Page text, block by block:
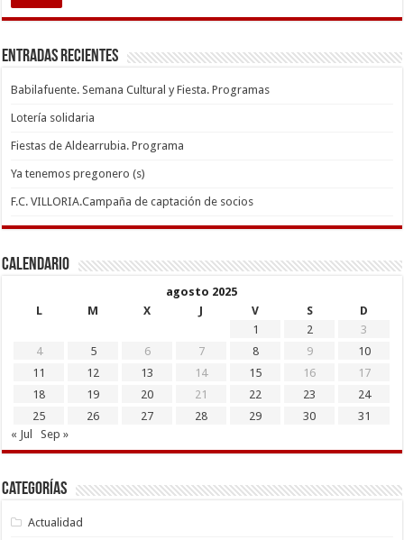
Entradas recientes
Babilafuente. Semana Cultural y Fiesta. Programas
Lotería solidaria
Fiestas de Aldearrubia. Programa
Ya tenemos pregonero (s)
F.C. VILLORIA.Campaña de captación de socios
Calendario
agosto 2025
L
M X J V S
D
1
2
3
4
5 6 7 8 9
10
11
12 13 14 15 16
17
18
19 20 21 22 23
24
25
26 27 28 29 30
31
« Jul
Sep »
Categorías
Actualidad